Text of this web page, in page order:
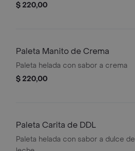
$ 220,00
Paleta Manito de Crema
Paleta helada con sabor a crema
$ 220,00
Paleta Carita de DDL
Paleta helada con sabor a dulce de